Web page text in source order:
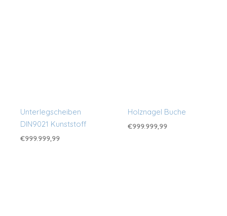
Unterlegscheiben
DIN9021 Kunststoff
€999.999,99
Holznagel Buche
€999.999,99